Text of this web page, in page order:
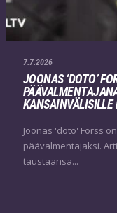
7.7.2026
JOONAS ‘DOTO’
KANSAINVÄLISILLE
Joonas 'doto' Forss
päävalmentajaksi.
taustaansa...